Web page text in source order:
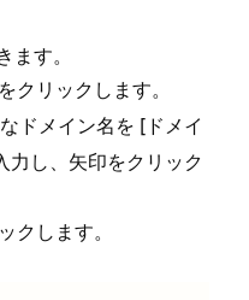
ます⁠⁠⁠。
クリ⁠⁠⁠ックします⁠⁠⁠。
ドメイン名を [⁠⁠⁠ ドメイ
力し⁠⁠⁠、矢印をクリ⁠⁠⁠ック
クします⁠⁠⁠。